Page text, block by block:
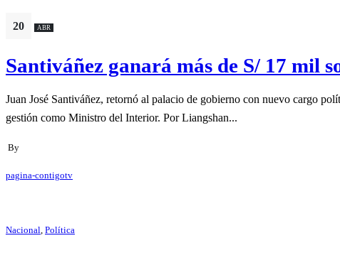
20 ABR
Santiváñez ganará más de S/ 17 mil
Juan José Santiváñez, retornó al palacio de gobierno con nuevo cargo
gestión como Ministro del Interior. Por Liangshan...
By
pagina-contigotv
Nacional, Política